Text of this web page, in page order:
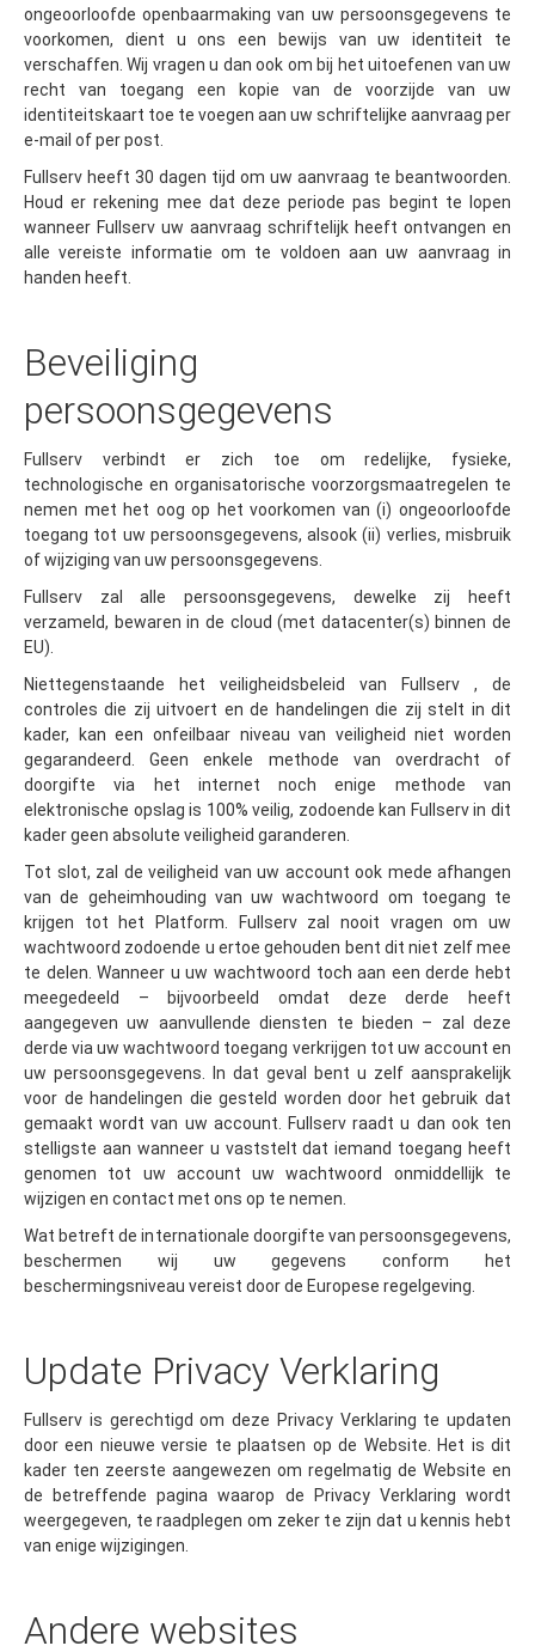
ongeoorloofde openbaarmaking van uw persoonsgegevens te
voorkomen, dient u ons een bewijs van uw identiteit te
verschaffen. Wij vragen u dan ook om bij het uitoefenen van uw
recht van toegang een kopie van de voorzijde van uw
identiteitskaart toe te voegen aan uw schriftelijke aanvraag per
e-mail of per post.
Fullserv heeft 30 dagen tijd om uw aanvraag te beantwoorden.
Houd er rekening mee dat deze periode pas begint te lopen
wanneer Fullserv uw aanvraag schriftelijk heeft ontvangen en
alle vereiste informatie om te voldoen aan uw aanvraag in
handen heeft.
Beveiliging
persoonsgegevens
Fullserv verbindt er zich toe om redelijke, fysieke,
technologische en organisatorische voorzorgsmaatregelen te
nemen met het oog op het voorkomen van (i) ongeoorloofde
toegang tot uw persoonsgegevens, alsook (ii) verlies, misbruik
of wijziging van uw persoonsgegevens.
Fullserv zal alle persoonsgegevens, dewelke zij heeft
verzameld, bewaren in de cloud (met datacenter(s) binnen de
EU).
Niettegenstaande het veiligheidsbeleid van Fullserv , de
controles die zij uitvoert en de handelingen die zij stelt in dit
kader, kan een onfeilbaar niveau van veiligheid niet worden
gegarandeerd. Geen enkele methode van overdracht of
doorgifte via het internet noch enige methode van
elektronische opslag is 100% veilig, zodoende kan Fullserv in dit
kader geen absolute veiligheid garanderen.
Tot slot, zal de veiligheid van uw account ook mede afhangen
van de geheimhouding van uw wachtwoord om toegang te
krijgen tot het Platform. Fullserv zal nooit vragen om uw
wachtwoord zodoende u ertoe gehouden bent dit niet zelf mee
te delen. Wanneer u uw wachtwoord toch aan een derde hebt
meegedeeld – bijvoorbeeld omdat deze derde heeft
aangegeven uw aanvullende diensten te bieden – zal deze
derde via uw wachtwoord toegang verkrijgen tot uw account en
uw persoonsgegevens. In dat geval bent u zelf aansprakelijk
voor de handelingen die gesteld worden door het gebruik dat
gemaakt wordt van uw account. Fullserv raadt u dan ook ten
stelligste aan wanneer u vaststelt dat iemand toegang heeft
genomen tot uw account uw wachtwoord onmiddellijk te
wijzigen en contact met ons op te nemen.
Wat betreft de internationale doorgifte van persoonsgegevens,
beschermen wij uw gegevens conform het
beschermingsniveau vereist door de Europese regelgeving.
Update Privacy Verklaring
Fullserv is gerechtigd om deze Privacy Verklaring te updaten
door een nieuwe versie te plaatsen op de Website. Het is dit
kader ten zeerste aangewezen om regelmatig de Website en
de betreffende pagina waarop de Privacy Verklaring wordt
weergegeven, te raadplegen om zeker te zijn dat u kennis hebt
van enige wijzigingen.
Andere websites